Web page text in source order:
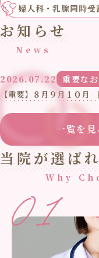
婦人科・乳腺同時受
お知らせ
News
2026.07.22 重要な
【重要】８月９月１０月
一覧を見
当院が選ば
Why